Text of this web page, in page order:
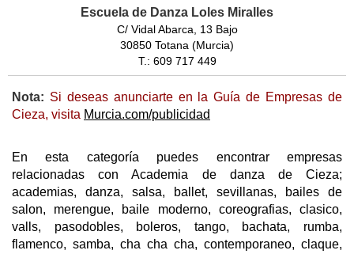
Escuela de Danza Loles Miralles
C/ Vidal Abarca, 13 Bajo
30850 Totana (Murcia)
T.: 609 717 449
Nota: Si deseas anunciarte en la Guía de Empresas de
Cieza, visita Murcia.com/publicidad
En esta categoría puedes encontrar empresas
relacionadas con Academia de danza de Cieza;
academias, danza, salsa, ballet, sevillanas, bailes de
salon, merengue, baile moderno, coreografias, clasico,
valls, pasodobles, boleros, tango, bachata, rumba,
flamenco, samba, cha cha cha, contemporaneo, claque,